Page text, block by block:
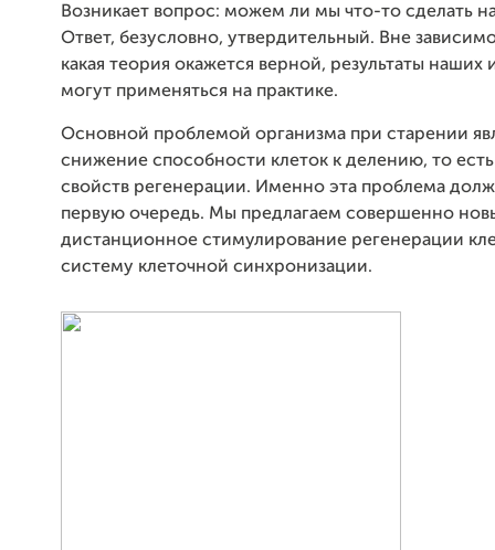
Возникает вопрос: можем ли мы что-то сделать
Ответ, безусловно, утвердительный. Вне
какая теория окажется верной, результаты наших
могут применяться на практике.
Основной проблемой организма при старении
снижение способности клеток к делению, то
свойств регенерации. Именно эта проблема
первую очередь. Мы предлагаем совершенно
дистанционное стимулирование регенерации
систему клеточной синхронизации.